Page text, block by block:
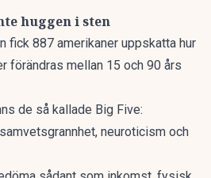
huggen i sten
fick 887 amerikaner uppskatta hur
förändras mellan 15 och 90 års
de så kallade Big Five:
neuroticism och